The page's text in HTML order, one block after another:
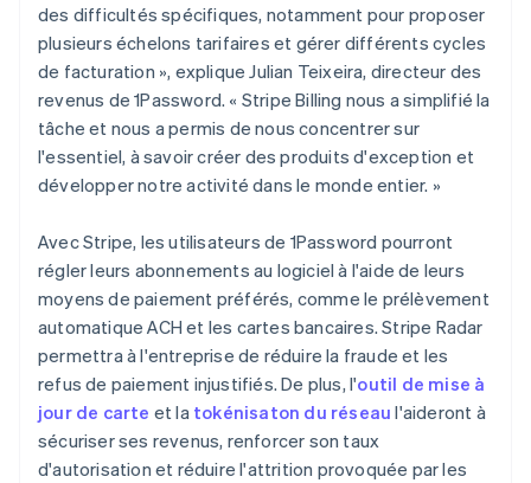
des difficultés spécifiques, notamment pour proposer
plusieurs échelons tarifaires et gérer différents cycles
de facturation », explique Julian Teixeira, directeur des
revenus de 1Password. « Stripe Billing nous a simplifié la
tâche et nous a permis de nous concentrer sur
l'essentiel, à savoir créer des produits d'exception et
développer notre activité dans le monde entier. »
Avec Stripe, les utilisateurs de 1Password pourront
régler leurs abonnements au logiciel à l'aide de leurs
moyens de paiement préférés, comme le prélèvement
automatique ACH et les cartes bancaires. Stripe Radar
permettra à l'entreprise de réduire la fraude et les
refus de paiement injustifiés. De plus, l'outil de mise à
jour de carte et la tokénisaton du réseau l'aideront à
sécuriser ses revenus, renforcer son taux
d'autorisation et réduire l'attrition provoquée par les
France
Français English
Gibraltar
English
Grèce
English
Hongrie
English
Inde
Irlande
English
Italie
ItalianoEnglish
Japon
日本語 English
Lettonie
English
Liechtenstein
DeutschEnglish